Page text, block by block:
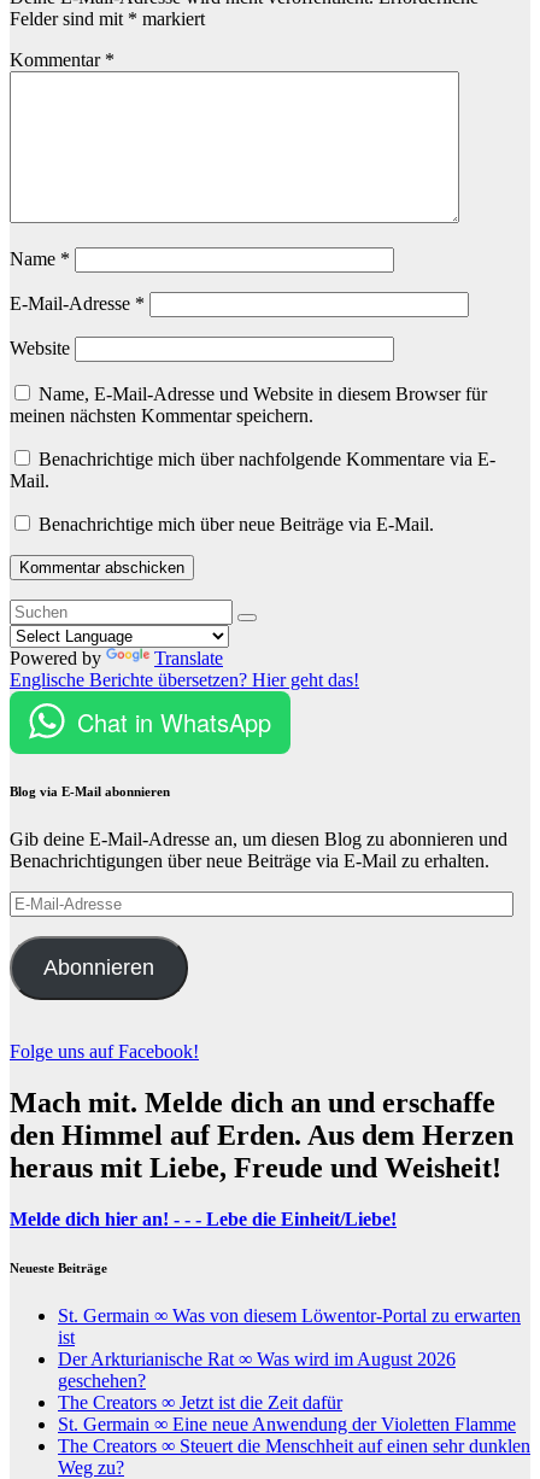
Felder sind mit * markiert
Kommentar *
Name *
E-Mail-Adresse *
Website
Name, E-Mail-Adresse und Website in diesem Browser für
meinen nächsten Kommentar speichern.
Benachrichtige mich über nachfolgende Kommentare via E-
Mail.
Benachrichtige mich über neue Beiträge via E-Mail.
Powered by
Translate
Englische Berichte übersetzen? Hier geht das!
Chat in WhatsApp
Blog via E-Mail abonnieren
Gib deine E-Mail-Adresse an, um diesen Blog zu abonnieren und
Benachrichtigungen über neue Beiträge via E-Mail zu erhalten.
E-
Mail-
Adresse
Abonnieren
Folge uns auf Facebook!
Mach mit. Melde dich an und erschaffe
den Himmel auf Erden. Aus dem Herzen
heraus mit Liebe, Freude und Weisheit!
Melde dich hier an! - - - Lebe die Einheit/Liebe!
Neueste Beiträge
St. Germain ∞ Was von diesem Löwentor-Portal zu erwarten
ist
Der Arkturianische Rat ∞ Was wird im August 2026
geschehen?
The Creators ∞ Jetzt ist die Zeit dafür
St. Germain ∞ Eine neue Anwendung der Violetten Flamme
The Creators ∞ Steuert die Menschheit auf einen sehr dunklen
Weg zu?